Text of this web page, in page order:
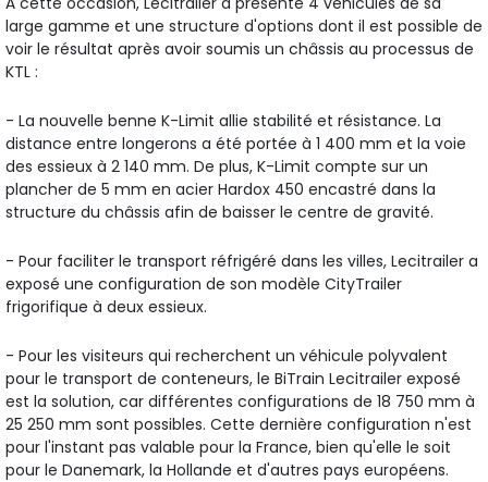
large gamme et une structure d'options dont il est possible de
voir le résultat après avoir soumis un châssis au processus de
KTL :
- La nouvelle benne K-Limit allie stabilité et résistance. La
distance entre longerons a été portée à 1 400 mm et la voie
des essieux à 2 140 mm. De plus, K-Limit compte sur un
plancher de 5 mm en acier Hardox 450 encastré dans la
structure du châssis afin de baisser le centre de gravité.
- Pour faciliter le transport réfrigéré dans les villes, Lecitrailer a
exposé une configuration de son modèle CityTrailer
frigorifique à deux essieux.
- Pour les visiteurs qui recherchent un véhicule polyvalent
pour le transport de conteneurs, le BiTrain Lecitrailer exposé
est la solution, car différentes configurations de 18 750 mm à
25 250 mm sont possibles. Cette dernière configuration n'est
pour l'instant pas valable pour la France, bien qu'elle le soit
pour le Danemark, la Hollande et d'autres pays européens.